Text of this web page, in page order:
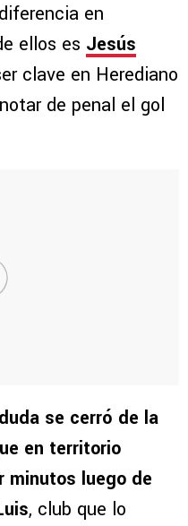
en
ellos es Jesús
clave en Herediano
de penal el gol
se cerró de la
en territorio
minutos luego de
, club que lo